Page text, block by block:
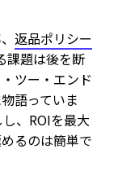
返品ポリシー
課題は後を断
ツー・エンド
語っていま
、ROIを最大
るのは簡単で